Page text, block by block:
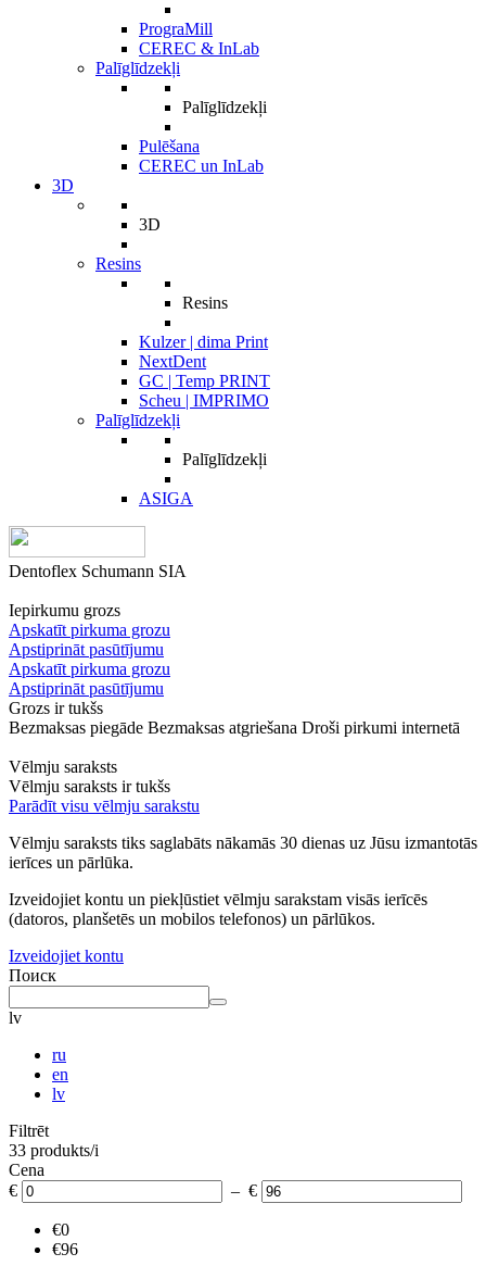
PrograMill
CEREC & InLab
Palīglīdzekļi
Palīglīdzekļi
Pulēšana
CEREC un InLab
3D
3D
Resins
Resins
Kulzer | dima Print
NextDent
GC | Temp PRINT
Scheu | IMPRIMO
Palīglīdzekļi
Palīglīdzekļi
ASIGA
Dentoflex Schumann SIA
Iepirkumu grozs
Apskatīt pirkuma grozu
Apstiprināt pasūtījumu
Apskatīt pirkuma grozu
Apstiprināt pasūtījumu
Grozs ir tukšs
Bezmaksas piegāde Bezmaksas atgriešana Droši pirkumi internetā
Vēlmju saraksts
Vēlmju saraksts ir tukšs
Parādīt visu vēlmju sarakstu
Vēlmju saraksts tiks saglabāts nākamās 30 dienas uz Jūsu izmantotās
ierīces un pārlūka.
Izveidojiet kontu un piekļūstiet vēlmju sarakstam visās ierīcēs
(datoros, planšetēs un mobilos telefonos) un pārlūkos.
Izveidojiet kontu
Поиск
lv
ru
en
lv
Filtrēt
33 produkts/i
Cena
€
– €
€0
€96